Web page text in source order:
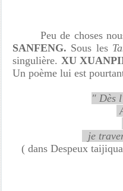
Peu de choses
SANFENG. Sous les
singulière. XU
Un poème lui est
" Dès
je
( dans Despeux